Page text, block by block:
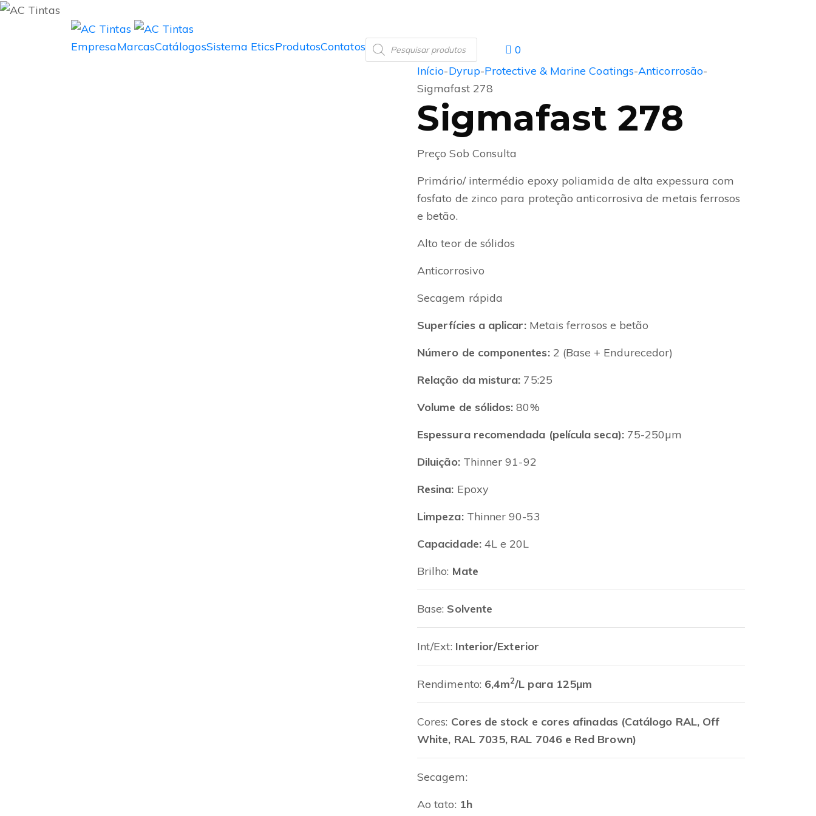
EmpresaMarcasCatálogosSistema EticsProdutosContatos
0
Início-Dyrup-Protective & Marine Coatings-Anticorrosão-
Sigmafast 278
Sigmafast 278
Preço Sob Consulta
Primário/ intermédio epoxy poliamida de alta expessura com
fosfato de zinco para proteção anticorrosiva de metais ferrosos
e betão.
Alto teor de sólidos
Anticorrosivo
Secagem rápida
Superfícies a aplicar:Metais ferrosos e betão
Número de componentes:2 (Base + Endurecedor)
Relação da mistura: 75:25
Volume de sólidos: 80%
Espessura recomendada (película seca):75-250µm
Diluição:Thinner 91-92
Resina: Epoxy
Limpeza: Thinner 90-53
Capacidade: 4L e 20L
Brilho: Mate
Base: Solvente
Int/Ext: Interior/Exterior
Rendimento: 6,4m2/L para 125µm
Cores: Cores de stock e cores afinadas (Catálogo RAL, Off
White, RAL 7035, RAL 7046 e Red Brown)
Secagem:
Ao tato: 1h